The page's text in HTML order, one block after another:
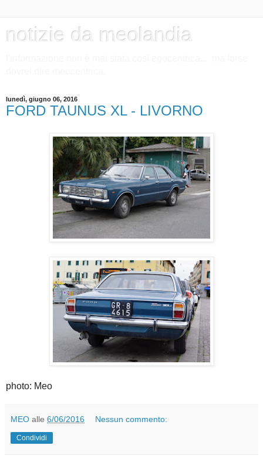
notizie da meolandia
lunedì, giugno 06, 2016
FORD TAUNUS XL - LIVORNO
photo: Meo
MEO alle 6/06/2016 Nessun commento:
Condividi